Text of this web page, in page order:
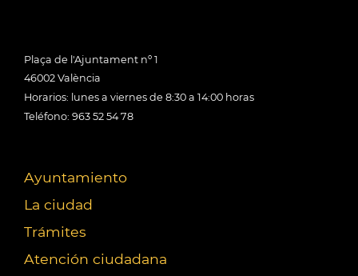
Plaça de l'Ajuntament nº 1
46002 València
Horarios: lunes a viernes de 8:30 a 14:00 horas
Teléfono: 963 52 54 78
Ayuntamiento
La ciudad
Trámites
Atención ciudadana